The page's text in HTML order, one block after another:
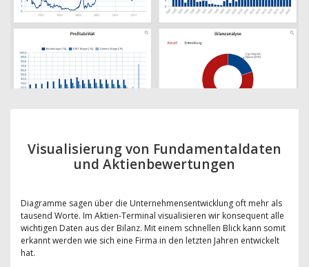
Visualisierung von Fundamentaldaten
und Aktienbewertungen
Diagramme sagen über die Unternehmensentwicklung oft mehr als
tausend Worte. Im Aktien-Terminal visualisieren wir konsequent alle
wichtigen Daten aus der Bilanz. Mit einem schnellen Blick kann somit
erkannt werden wie sich eine Firma in den letzten Jahren entwickelt
hat.